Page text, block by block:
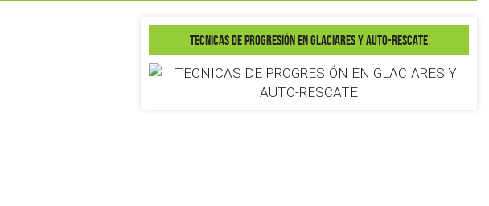
TECNICAS DE PROGRESIÓN EN GLACIARES Y AUTO-RESCATE